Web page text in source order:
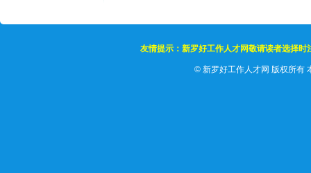
友情提示：新罗好工作人才网敬请读者选择
© 新罗好工作人才网 版权所有